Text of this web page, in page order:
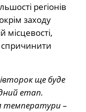
регіонів
заходу
місцевості,
спричинити
ще буде
етап.
температури –